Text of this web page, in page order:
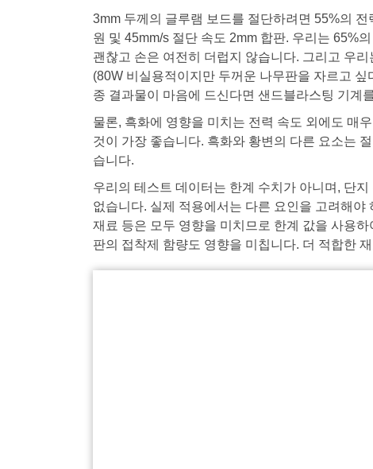
3mm 두께의 글루램 보드를 절단하려면 55%의
원 및 45mm/s 절단 속도 2mm 합판. 우리는 65%
괜찮고 손은 여전히 ​​더럽지 않습니다. 그리고 우
(80W 비실용적이지만 두꺼운 나무판을 자르고
종 결과물이 마음에 드신다면 샌드블라스팅 기계
물론, 흑화에 영향을 미치는 전력 속도 외에도 매
것이 가장 좋습니다. 흑화와 황변의 다른 요소는
습니다.
우리의 테스트 데이터는 한계 수치가 아니며, 단
없습니다. 실제 적용에서는 다른 요인을 고려해
재료 등은 모두 영향을 미치므로 한계 값을 사용
판의 접착제 함량도 영향을 미칩니다. 더 적합한